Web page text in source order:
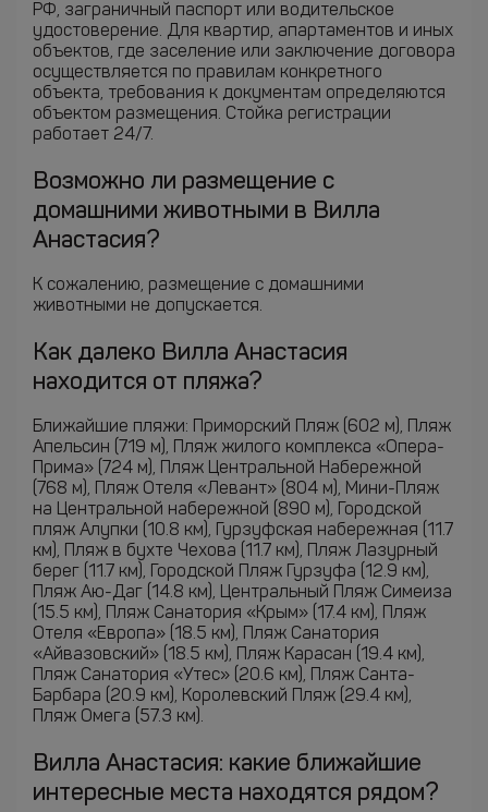
РФ, заграничный паспорт или водительское
удостоверение. Для квартир, апартаментов и иных
объектов, где заселение или заключение договора
осуществляется по правилам конкретного
объекта, требования к документам определяются
объектом размещения. Стойка регистрации
работает 24/7.
Возможно ли размещение с
домашними животными в Вилла
Анастасия?
К сожалению, размещение с домашними
животными не допускается.
Как далеко Вилла Анастасия
находится от пляжа?
Ближайшие пляжи: Приморский Пляж (602 м), Пляж
Апельсин (719 м), Пляж жилого комплекса «Опера-
Прима» (724 м), Пляж Центральной Набережной
(768 м), Пляж Отеля «Левант» (804 м), Мини-Пляж
на Центральной набережной (890 м), Городской
пляж Алупки (10.8 км), Гурзуфская набережная (11.7
км), Пляж в бухте Чехова (11.7 км), Пляж Лазурный
берег (11.7 км), Городской Пляж Гурзуфа (12.9 км),
Пляж Аю-Даг (14.8 км), Центральный Пляж Симеиза
(15.5 км), Пляж Санатория «Крым» (17.4 км), Пляж
Отеля «Европа» (18.5 км), Пляж Санатория
«Айвазовский» (18.5 км), Пляж Карасан (19.4 км),
Пляж Санатория «Утес» (20.6 км), Пляж Санта-
Барбара (20.9 км), Королевский Пляж (29.4 км),
Пляж Омега (57.3 км).
Вилла Анастасия: какие ближайшие
интересные места находятся рядом?